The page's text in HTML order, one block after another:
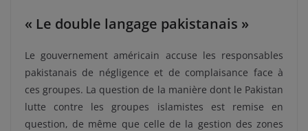
« Le double langage pakistanais »
Le gouvernement américain accuse les responsables
pakistanais de négligence et de complaisance face à
ces groupes. La question de la manière dont le Pakistan
lutte contre les groupes islamistes est remise en
question, de même que celle de la gestion des zones